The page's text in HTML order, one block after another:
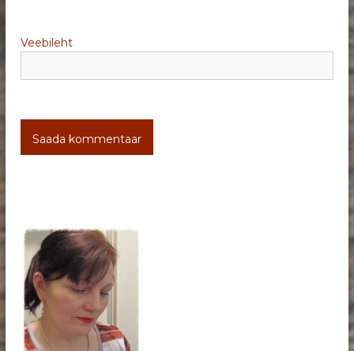
Veebileht